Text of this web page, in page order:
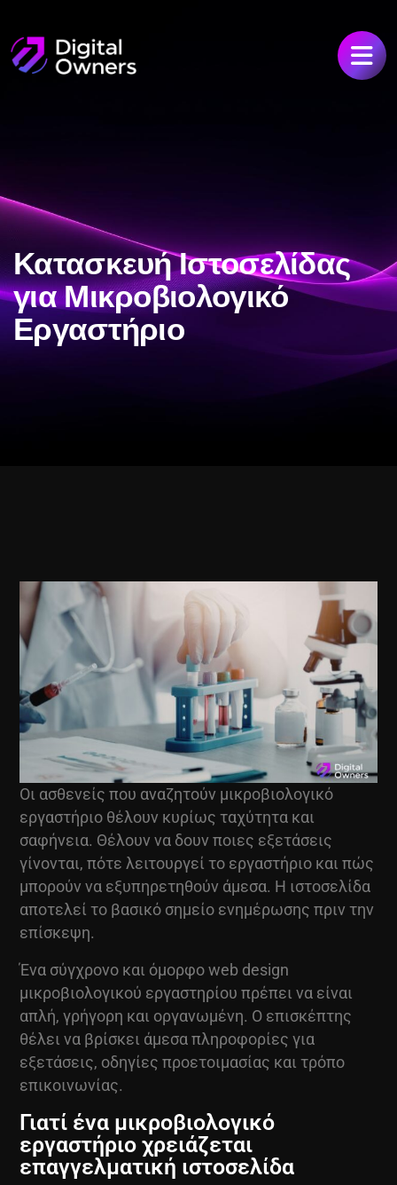
Κατασκευή Ιστοσελίδας
για Μικροβιολογικό
Εργαστήριο
Οι ασθενείς που αναζητούν μικροβιολογικό
εργαστήριο θέλουν κυρίως ταχύτητα και
σαφήνεια. Θέλουν να δουν ποιες εξετάσεις
γίνονται, πότε λειτουργεί το εργαστήριο και πώς
μπορούν να εξυπηρετηθούν άμεσα. Η ιστοσελίδα
αποτελεί το βασικό σημείο ενημέρωσης πριν την
επίσκεψη.
Ένα σύγχρονο και όμορφοweb design
μικροβιολογικού εργαστηρίου πρέπει να είναι
απλή, γρήγορη και οργανωμένη. Ο επισκέπτης
θέλει να βρίσκει άμεσα πληροφορίες για
εξετάσεις, οδηγίες προετοιμασίας και τρόπο
επικοινωνίας.
Γιατί ένα μικροβιολογικό
εργαστήριο χρειάζεται
επαγγελματική ιστοσελίδα